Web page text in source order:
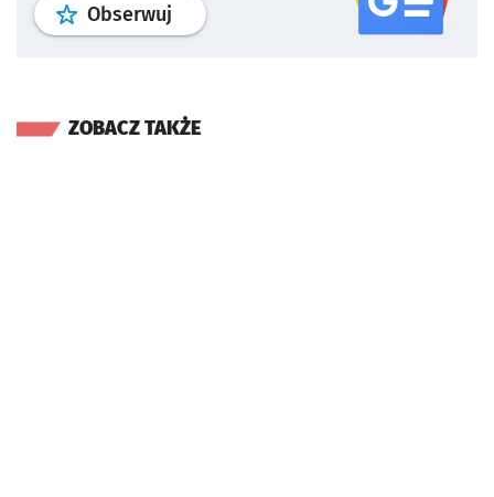
Obserwuj profil serwisu
ZOBACZ TAKŻE